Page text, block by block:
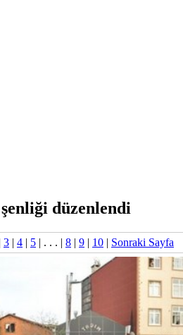
düzenlendi
3 | 4 | 5 | . . . | 8 | 9 | 10 | Sonraki Sayfa